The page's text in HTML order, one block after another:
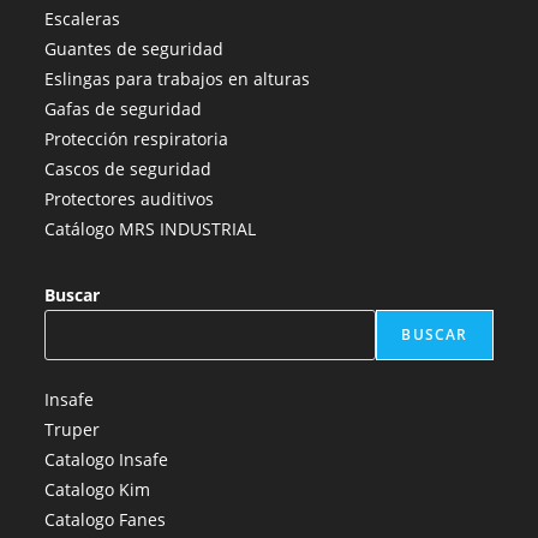
en
una
nueva
pestaña
una
nueva
pestaña
una
nueva
pestaña
nueva
Escaleras
Guantes de seguridad
Eslingas para trabajos en alturas
Gafas de seguridad
Protección respiratoria
Cascos de seguridad
Protectores auditivos
Catálogo MRS INDUSTRIAL
Buscar
BUSCAR
Insafe
Truper
Catalogo Insafe
Catalogo Kim
Catalogo Fanes